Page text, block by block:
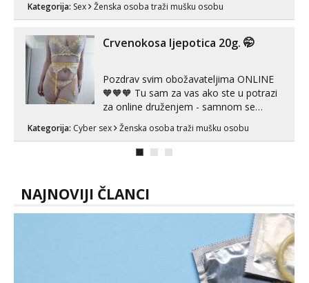
može i nešto više.💋🌺 Klikni na link
Kategorija: Sex Ženska osoba traži mušku osobu
Crvenokosa ljepotica 20g. 🤭
Pozdrav svim obožavateljima ONLINE
🧡🧡🧡 Tu sam za vas ako ste u potrazi
za online druženjem - samnom se
možete zabaviti preko videopoziva, ili
ako vam nisam dovoljna radim i u paru i
trojci s kolegicama, svaka je drugačija
Kategorija: Cyber sex Ženska osoba traži mušku osobu
NAJNOVIJI ČLANCI